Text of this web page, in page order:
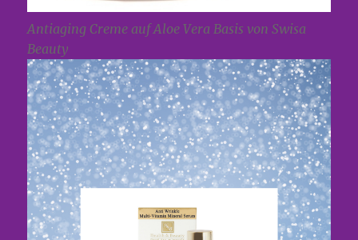
Antiaging Creme auf Aloe Vera Basis von Swisa
Beauty